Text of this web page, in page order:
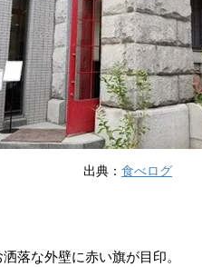
出典： 食べログ
落な外壁に赤い旗が目印。